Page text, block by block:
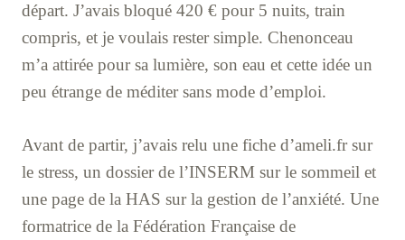
départ. J’avais bloqué 420 € pour 5 nuits, train
compris, et je voulais rester simple. Chenonceau
m’a attirée pour sa lumière, son eau et cette idée un
peu étrange de méditer sans mode d’emploi.
Avant de partir, j’avais relu une fiche d’ameli.fr sur
le stress, un dossier de l’INSERM sur le sommeil et
une page de la HAS sur la gestion de l’anxiété. Une
formatrice de la Fédération Française de